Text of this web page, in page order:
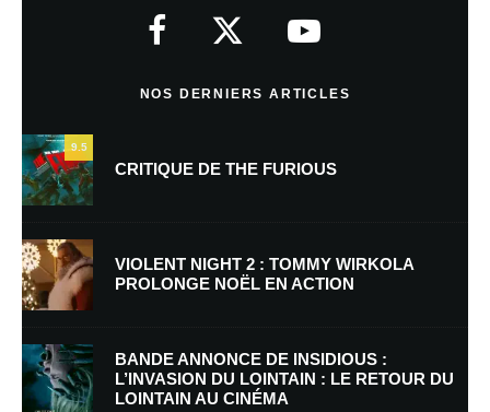
Nom*
E-mail* Site web
NOS DERNIERS ARTICLES
9.5
CRITIQUE DE THE FURIOUS
VIOLENT NIGHT 2 : TOMMY WIRKOLA
PROLONGE NOËL EN ACTION
BANDE ANNONCE DE INSIDIOUS :
L’INVASION DU LOINTAIN : LE RETOUR DU
LOINTAIN AU CINÉMA